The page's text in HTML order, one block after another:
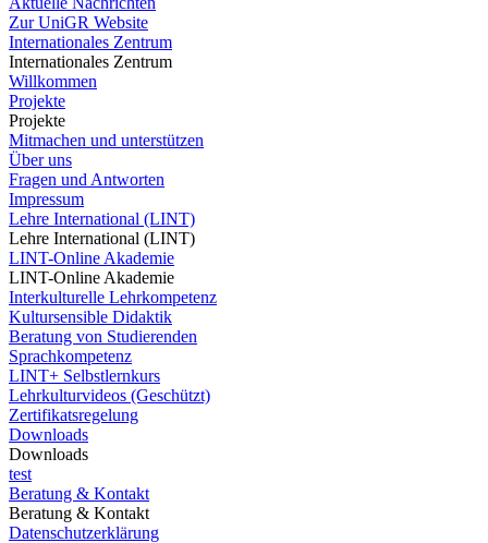
Zur UniGR Website
Internationales Zentrum
Internationales Zentrum
Willkommen
Projekte
Projekte
Mitmachen und unterstützen
Über uns
Fragen und Antworten
Impressum
Lehre International (LINT)
Lehre International (LINT)
LINT-Online Akademie
LINT-Online Akademie
Interkulturelle Lehrkompetenz
Kultursensible Didaktik
Beratung von Studierenden
Sprachkompetenz
LINT+ Selbstlernkurs
Lehrkulturvideos (Geschützt)
Zertifikatsregelung
Downloads
Downloads
test
Beratung & Kontakt
Beratung & Kontakt
Datenschutzerklärung